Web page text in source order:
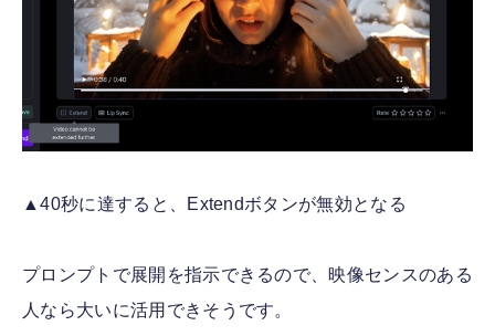
▲40秒に達すると、Extendボタンが無効となる
プロンプトで展開を指示できるので、映像センスのある
人なら大いに活用できそうです。